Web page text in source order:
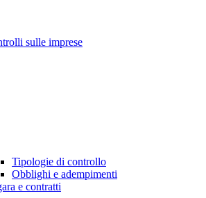
sulle imprese
Tipologie di controllo
Obblighi e adempimenti
e contratti